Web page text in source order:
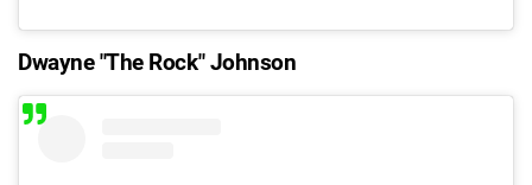
Dwayne "The Rock" Johnson